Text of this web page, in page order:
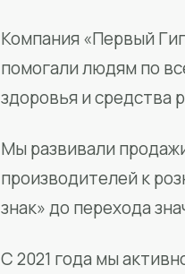
Компания «Первый
помогали людям по
здоровья и средства
Мы развивали
производителей к
знак» до перехода
С 2021 года мы